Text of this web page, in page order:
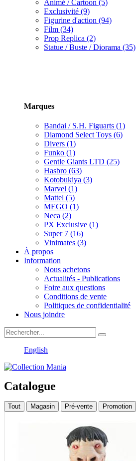
Animé / Cartoon (5)
Exclusivité (9)
Figurine d'action (94)
Film (34)
Prop Replica (2)
Statue / Buste / Diorama (35)
Marques
Bandai / S.H. Figuarts (1)
Diamond Select Toys (6)
Divers (1)
Funko (1)
Gentle Giants LTD (25)
Hasbro (63)
Kotobukiya (3)
Marvel (1)
Mattel (5)
MEGO (1)
Neca (2)
PX Exclusive (1)
Super 7 (16)
Vinimates (3)
À propos
Information
Nous achetons
Actualités - Publications
Foire aux questions
Conditions de vente
Politiques de confidentialité
Nous joindre
English
Catalogue
Tout Magasin Pré-vente Promotion